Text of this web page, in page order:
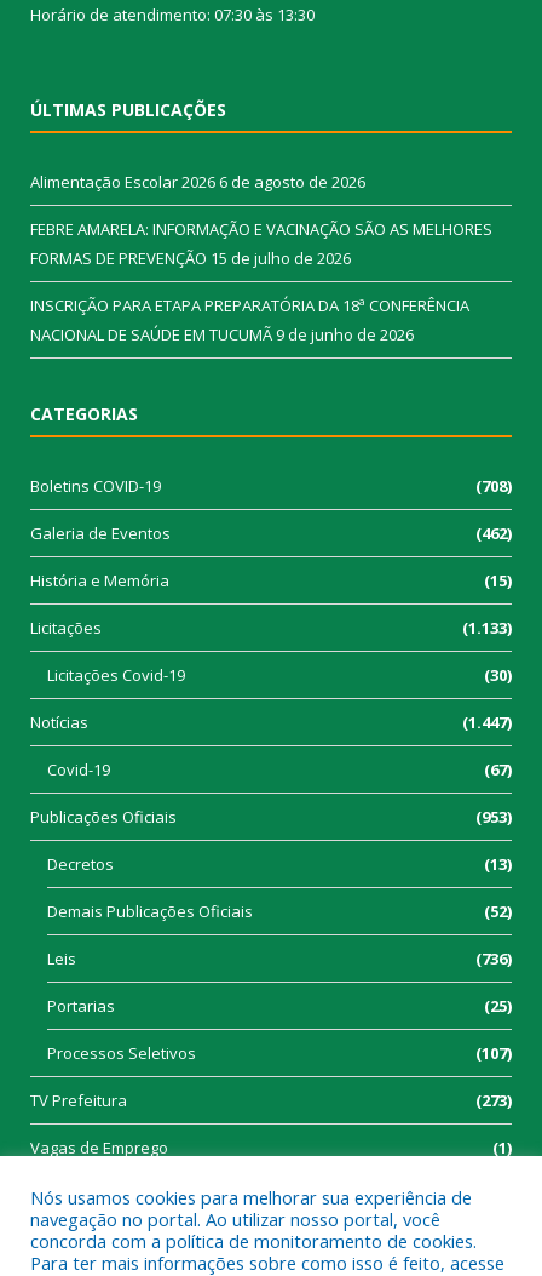
Horário de atendimento: 07:30 às 13:30
ÚLTIMAS PUBLICAÇÕES
Alimentação Escolar 20266 de agosto de 2026
FEBRE AMARELA: INFORMAÇÃO E VACINAÇÃO SÃO AS MELHORES
FORMAS DE PREVENÇÃO 15 de julho de 2026
INSCRIÇÃO PARA ETAPA PREPARATÓRIA DA 18ª CONFERÊNCIA
NACIONAL DE SAÚDE EM TUCUMÃ9 de junho de 2026
CATEGORIAS
Boletins COVID-19 (708)
Galeria de Eventos (462)
História e Memória (15)
Licitações (1.133)
Licitações Covid-19 (30)
Notícias (1.447)
Covid-19 (67)
Publicações Oficiais (953)
Decretos (13)
Demais Publicações Oficiais (52)
Leis (736)
Portarias (25)
Processos Seletivos (107)
TV Prefeitura (273)
Vagas de Emprego (1)
Nós usamos cookies para melhorar sua experiência de
navegação no portal. Ao utilizar nosso portal, você
concorda com a política de monitoramento de cookies.
Para ter mais informações sobre como isso é feito, acesse